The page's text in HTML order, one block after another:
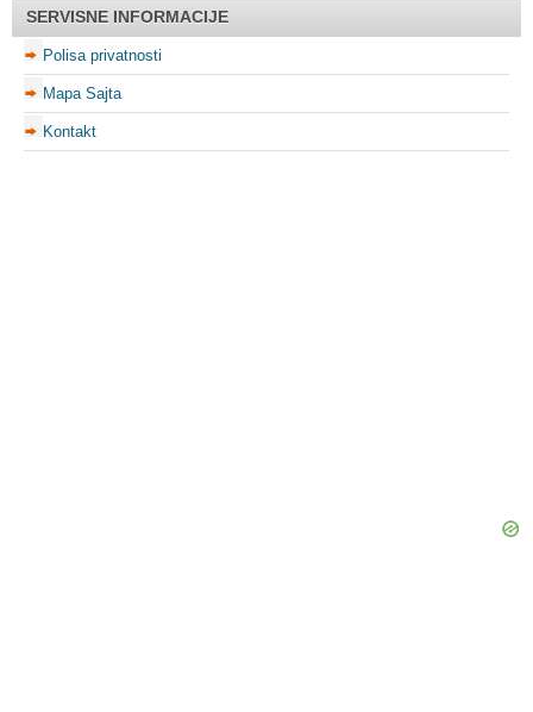
SERVISNE INFORMACIJE
Polisa privatnosti
Mapa Sajta
Kontakt